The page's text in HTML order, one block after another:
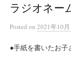
ラジオネー
Posted on 2021年10月
●手紙を書いたお子